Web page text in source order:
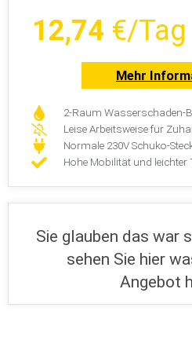
12,74 €/Tag
Mehr
2-Raum Wasserschaden-
Leise Arbeitsweise für
Normale 230V Schuko-
Hohe Mobilität und
Sie glauben das war
sehen Sie hier
Angebot